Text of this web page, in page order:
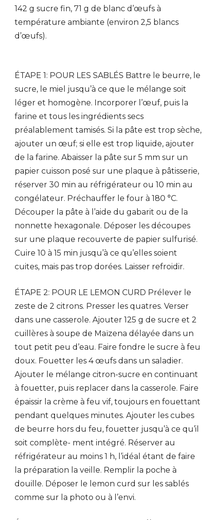
142 g sucre fin, 71 g de blanc d’œufs à
température ambiante (environ 2,5 blancs
d’œufs).
ÉTAPE 1: POUR LES SABLÉS Battre le beurre, le
sucre, le miel jusqu’à ce que le mélange soit
léger et homogène. Incorporer l’œuf, puis la
farine et tous les ingrédients secs
préalablement tamisés. Si la pâte est trop sèche,
ajouter un œuf; si elle est trop liquide, ajouter
de la farine. Abaisser la pâte sur 5 mm sur un
papier cuisson posé sur une plaque à pâtisserie,
réserver 30 min au réfrigérateur ou 10 min au
congélateur. Préchauffer le four à 180 °C.
Découper la pâte à l’aide du gabarit ou de la
nonnette hexagonale. Déposer les découpes
sur une plaque recouverte de papier sulfurisé.
Cuire 10 à 15 min jusqu’à ce qu’elles soient
cuites, mais pas trop dorées. Laisser refroidir.
ÉTAPE 2: POUR LE LEMON CURD Prélever le
zeste de 2 citrons. Presser les quatres. Verser
dans une casserole. Ajouter 125 g de sucre et 2
cuillères à soupe de Maïzena délayée dans un
tout petit peu d’eau. Faire fondre le sucre à feu
doux. Fouetter les 4 œufs dans un saladier.
Ajouter le mélange citron-sucre en continuant
à fouetter, puis replacer dans la casserole. Faire
épaissir la crème à feu vif, toujours en fouettant
pendant quelques minutes. Ajouter les cubes
de beurre hors du feu, fouetter jusqu’à ce qu’il
soit complète- ment intégré. Réserver au
réfrigérateur au moins 1 h, l’idéal étant de faire
la préparation la veille. Remplir la poche à
douille. Déposer le lemon curd sur les sablés
comme sur la photo ou à l’envi.